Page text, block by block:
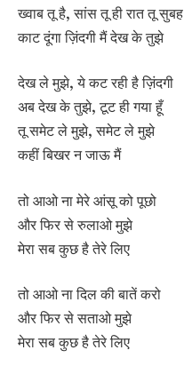
ख्वाब तू है, सांस तू ही रात तू सुबह
काट दूंगा ज़िंदगी मैं देख के तुझे
देख ले मुझे, ये कट रही है ज़िंदगी
अब देख के तुझे, टूट ही गया हूँ
तू समेट ले मुझे, समेट ले मुझे
कहीं बिखर न जाऊ मैं
तो आओ ना मेरे आंसू को पूछो
और फिर से रुलाओ मुझे
मेरा सब कुछ है तेरे लिए
तो आओ ना दिल की बातें करो
और फिर से सताओ मुझे
मेरा सब कुछ है तेरे लिए